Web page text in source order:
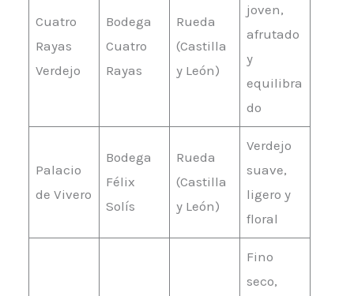
Cuatro
Rayas
Verdejo
Bodega
Cuatro
Rayas
Rueda
(Castilla
y León)
joven,
afrutado
y
equilibra
do
Palacio
de Vivero
Bodega
Félix
Solís
Rueda
(Castilla
y León)
Verdejo
suave,
ligero y
floral
Fino
seco,